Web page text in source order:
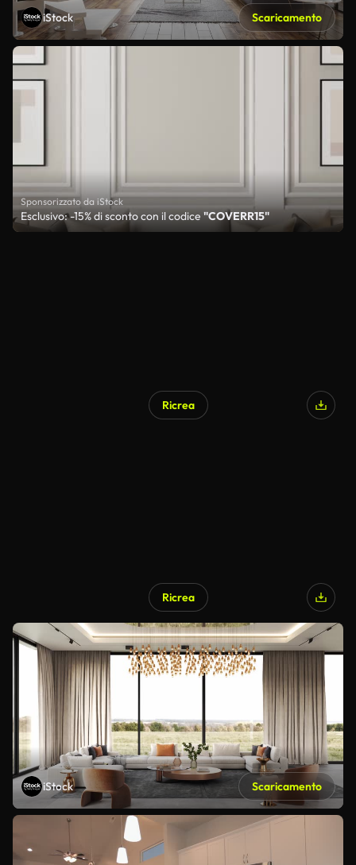
iStock Scaricamento
Sponsorizzato da iStock
Esclusivo: -15% di sconto con il codice "COVERR15"
Ricrea
Ricrea
iStock Scaricamento